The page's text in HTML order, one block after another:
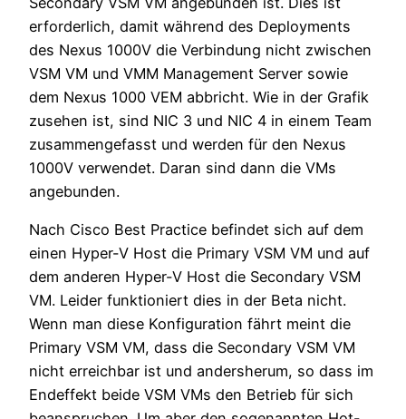
erforderlich, damit während des Deployments
des Nexus 1000V die Verbindung nicht zwischen
VSM VM und VMM Management Server sowie
dem Nexus 1000 VEM abbricht. Wie in der Grafik
zusehen ist, sind NIC 3 und NIC 4 in einem Team
zusammengefasst und werden für den Nexus
1000V verwendet. Daran sind dann die VMs
angebunden.
Nach Cisco Best Practice befindet sich auf dem
einen Hyper-V Host die Primary VSM VM und auf
dem anderen Hyper-V Host die Secondary VSM
VM. Leider funktioniert dies in der Beta nicht.
Wenn man diese Konfiguration fährt meint die
Primary VSM VM, dass die Secondary VSM VM
nicht erreichbar ist und andersherum, so dass im
Endeffekt beide VSM VMs den Betrieb für sich